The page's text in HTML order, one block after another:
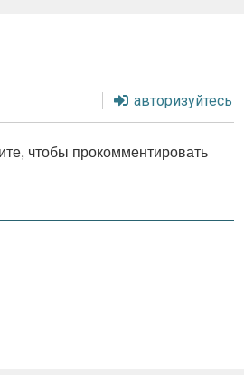
авторизуйтесь
чтобы прокомментировать